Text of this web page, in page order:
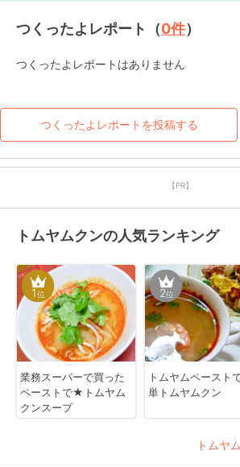
つくったよレポート（0件）
つくったよレポートはありません
つくったよレポートを投稿する
【PR】
トムヤムクンの人気ランキング
1位
業務スーパーで買った
ペーストで★トムヤム
クンスープ
2位
トムヤムペースト
単トムヤムクン
トムヤ